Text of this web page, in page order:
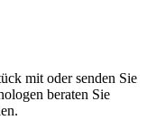
mit oder senden Sie
beraten Sie